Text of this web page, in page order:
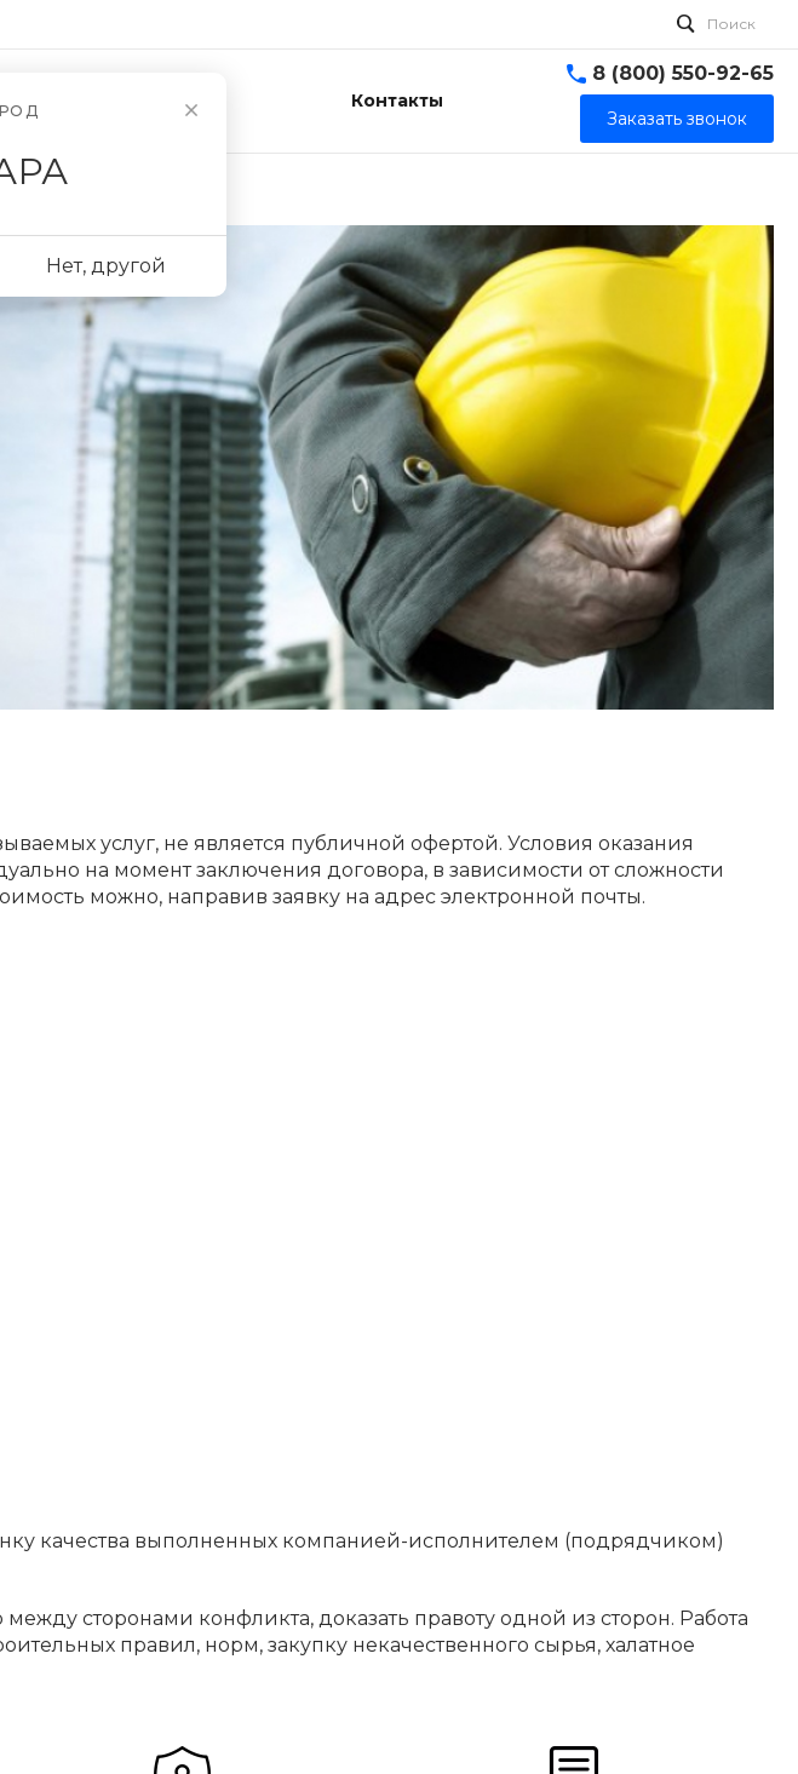
Нет, другой
Поиск
О компании Контакты
8 (800) 550-92-65
Заказать звонок
услуг, не является публичной офертой. Условия оказания
на момент заключения договора, в зависимости от сложности
можно, направив заявку на адрес электронной почты.
качества выполненных компанией-исполнителем (подрядчиком)
сторонами конфликта, доказать правоту одной из сторон. Работа
правил, норм, закупку некачественного сырья, халатное